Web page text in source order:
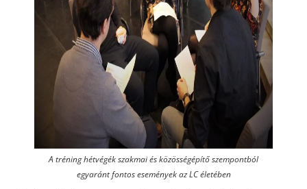
A tréning hétvégék szakmai és közösségépítő szempontból
egyaránt fontos események az LC életében